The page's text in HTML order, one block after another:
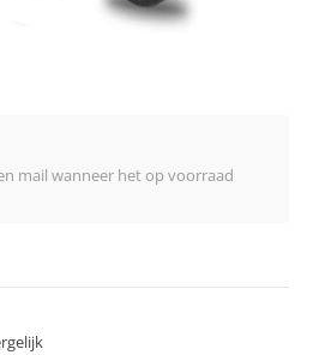
mail wanneer het op voorraad